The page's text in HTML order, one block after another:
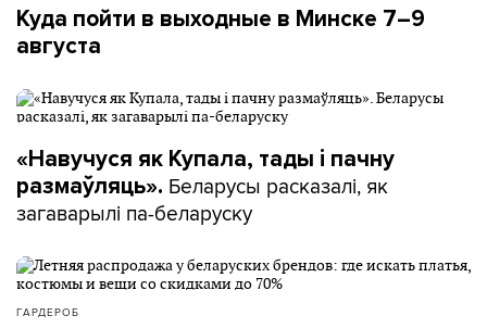
Куда пойти в выходные в Минске 7–9
августа
«Навучуся як Купала, тады і пачну
размаўляць». Беларусы расказалі, як
загаварылі па-беларуску
ГАРДЕРОБ